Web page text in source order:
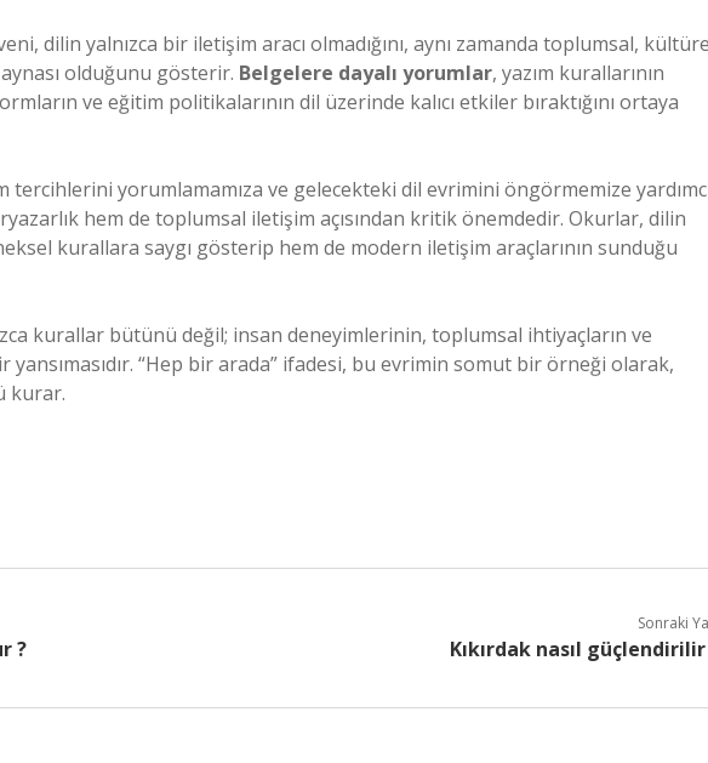
dilin yalnızca bir iletişim aracı olmadığını, aynı zamanda toplumsal,
olduğunu gösterir. Belgelere dayalı yorumlar, yazım kurallarının
ve eğitim politikalarının dil üzerinde kalıcı etkiler bıraktığını ortaya
tercihlerini yorumlamamıza ve gelecekteki dil evrimini öngörmemize
hem de toplumsal iletişim açısından kritik önemdedir. Okurlar, dilin
kurallara saygı gösterip hem de modern iletişim araçlarının sunduğu
kurallar bütünü değil; insan deneyimlerinin, toplumsal ihtiyaçların ve
“Hep bir arada” ifadesi, bu evrimin somut bir örneği olarak,
kurar.
?
Sonraki
Kıkırdak nasıl güçlendirilir